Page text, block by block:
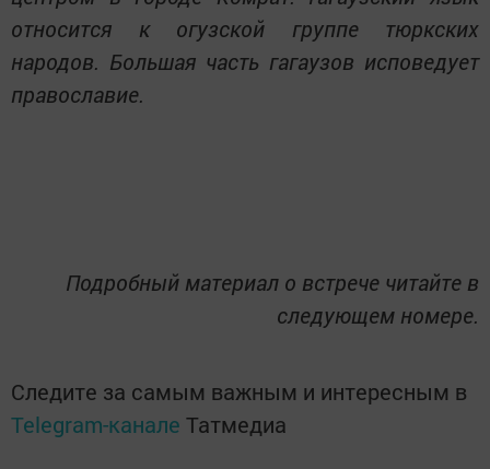
относится к огузской группе тюркских
народов. Большая часть гагаузов исповедует
православие.
Подробный материал о встрече читайте в
следующем номере.
Следите за самым важным и интересным в
Telegram-канале Татмедиа